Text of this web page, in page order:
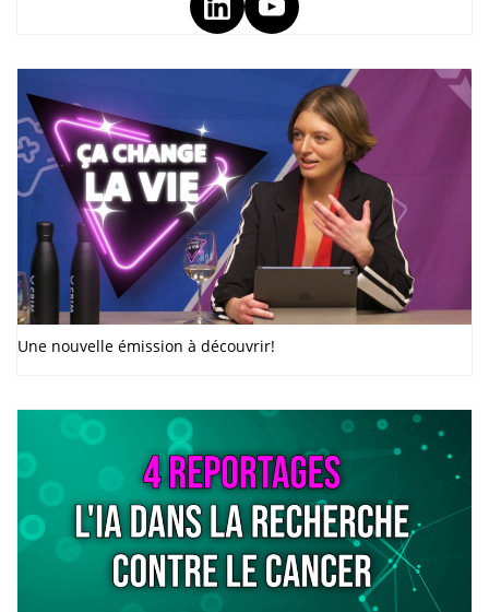
Une nouvelle émission à découvrir!